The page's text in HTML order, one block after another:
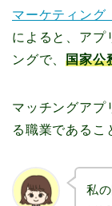
マーケティング
によると、アプ
ングで、国家公
マッチングアプ
る職業であるこ
私